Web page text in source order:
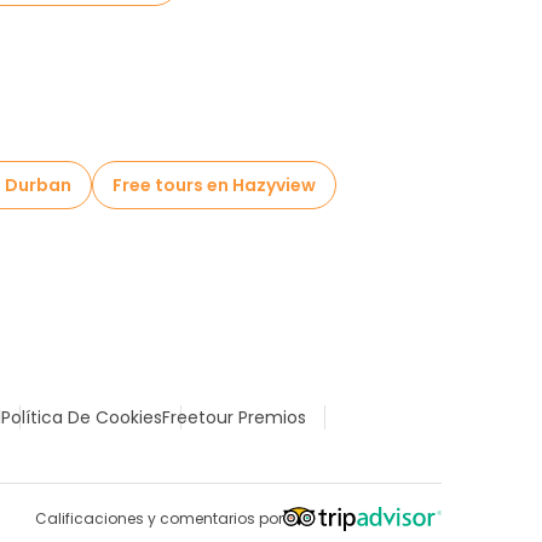
Durban Free tours en Hazyview
Política De CookiesFreetour Premios
Calificaciones y comentarios por